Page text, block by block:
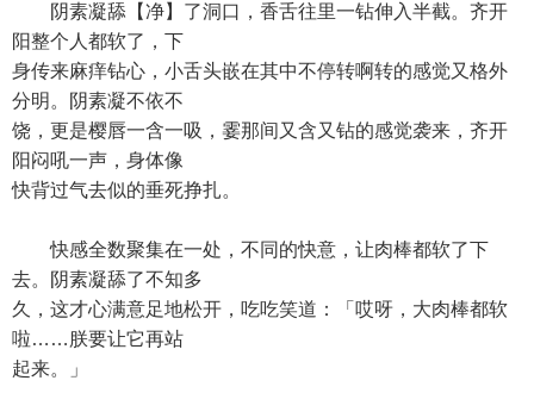
阴素凝舔【净】了洞口，香舌往里一钻伸入半截。齐开
阳整个人都软了，下
身传来麻痒钻心，小舌头嵌在其中不停转啊转的感觉又格外
分明。阴素凝不依不
饶，更是樱唇一含一吸，霎那间又含又钻的感觉袭来，齐开
阳闷吼一声，身体像
快背过气去似的垂死挣扎。
快感全数聚集在一处，不同的快意，让肉棒都软了下
去。阴素凝舔了不知多
久，这才心满意足地松开，吃吃笑道：「哎呀，大肉棒都软
啦……朕要让它再站
起来。」